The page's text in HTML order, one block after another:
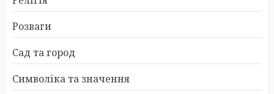
Розваги
Сад та город
Символіка та значення